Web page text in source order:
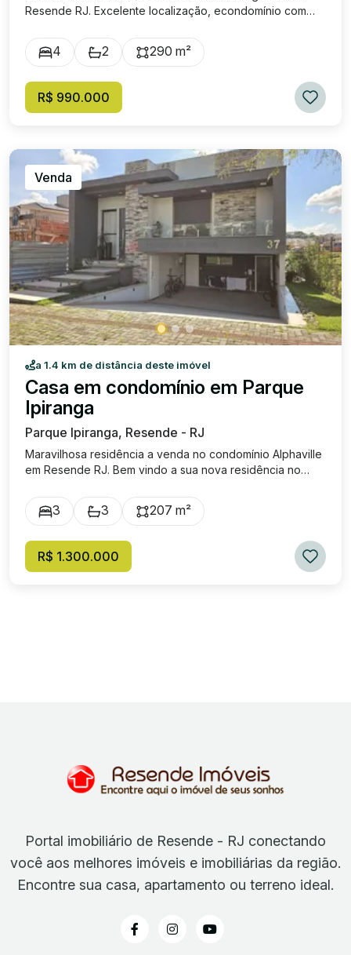
Resende RJ. Excelente localização, econdomínio com
campo de futebol e portaria 24 h. No Primeiro pavimento
a casa é composta por sala de estar, sala de jantar,
superior com sala de tv, hall, três dormitórios ( sendo um
suite com Hidromassagem e closset ), os três dormitórios
do sol. Quintal amplo e com excelente paisagismo na
área frontal do imóvel. Área de gormet com churrasqueira
e banheiro. Quintal gramado e com uma excelente ducha.
Área do terreno 503 m² e área construída de 290 m².
Excelente!
4 2 290 m²
R$ 990.000
Venda
a 1.4 km de distância deste imóvel
Casa em condomínio em Parque
Ipiranga
Parque Ipiranga, Resende - RJ
Maravilhosa residência a venda no condomínio Alphaville
em Resende RJ. Bem vindo a sua nova residência no
Fachada moderna, revestida em pedras e um lindo
paisagismo. Esta casa foi projetada com a área gourmet
beleza, composta por churrasqueira, cozinha planejada
externa, área social com total privacidade e de fundos
sendo a área permeável de 67%. Área construída de
207,57 m². Excelente localização, em frente tem uma
praça e a área de cooper, próximo a área de lazer da
3 3 207 m²
R$ 1.300.000
Portal imobiliário de Resende - RJ conectando
você aos melhores imóveis e imobiliárias da região.
Encontre sua casa, apartamento ou terreno ideal.